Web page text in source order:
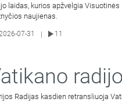
laidas, kurios apžvelgia Visuotinės
naujienas.
07-31 | 11
Radijas kasdien retransliuoja